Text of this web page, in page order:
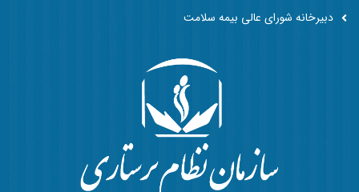
دبیرخانه شورای عالی بیمه سلامت